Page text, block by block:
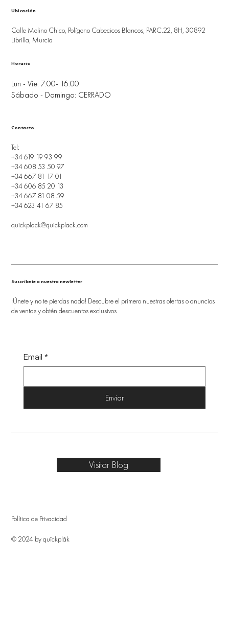
Ubicación
Calle Molino Chico, Polígono Cabecicos Blancos, PARC.22, 8H, 30892
Librilla, Murcia
Lun - Vie: 7:00- 16:00
Sábado - Domingo: CERRADO
Horario
Tel:
+34 619 19 93 99
+34 608 53 50 97
+34 667 81 17 01
+34 606 85 20 13
+34 667 81 08 59
+34 623 41 67 85
quickplack@quickplack.com
Contacto
Suscríbete a nuestra newletter
¡Únete y no te pierdas nada! Descubre el primero nuestras ofertas o anuncios
de ventas y obtén descuentos exclusivos
Email *
Enviar
Política de Privacidad
© 2024 by quîckplâk
Visitar Blog